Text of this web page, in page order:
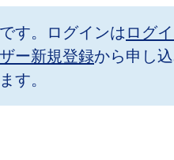
す。ログインは ログ
ー新規登録から申し
す。